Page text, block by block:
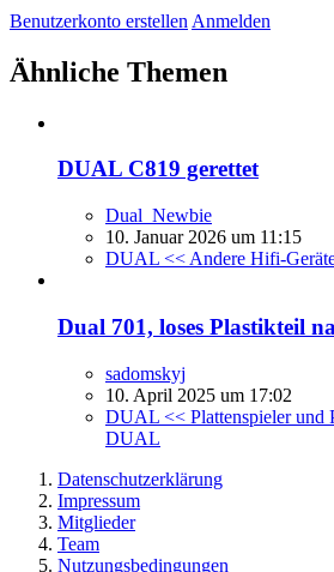
Benutzerkonto erstellen Anmelden
Ähnliche Themen
DUAL C819 gerettet
Dual_Newbie
10. Januar 2026 um 11:15
DUAL << Andere Hifi-
Dual 701, loses Plastikteil
sadomskyj
10. April 2025 um 17:02
DUAL << Plattenspieler und
DUAL
Datenschutzerklärung
Impressum
Mitglieder
Team
Nutzungsbedingungen